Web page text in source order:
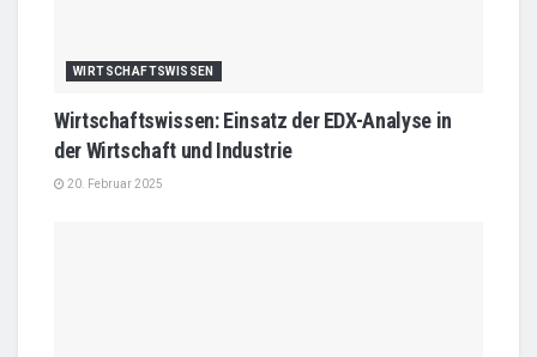
WIRTSCHAFTSWISSEN
Wirtschaftswissen: Einsatz der EDX-Analyse in
der Wirtschaft und Industrie
20. Februar 2025